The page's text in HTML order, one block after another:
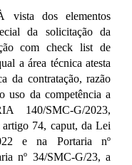
dos elementos
da solicitação da
com check list de
a área técnica atesta
da contratação, razão
uso da competência a
140/SMC-G/2023,
74, caput, da Lei
e na Portaria nº
nº 34/SMC-G/23, a